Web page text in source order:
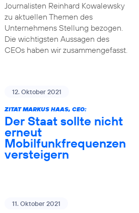
Journalisten Reinhard Kowalewsky
zu aktuellen Themen des
Unternehmens Stellung bezogen.
Die wichtigsten Aussagen des
CEOs haben wir zusammengefasst.
12. Oktober 2021
ZITAT MARKUS HAAS, CEO:
Der Staat sollte nicht
erneut
Mobilfunkfrequenzen
versteigern
11. Oktober 2021